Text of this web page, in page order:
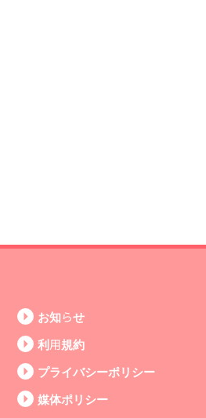
お知らせ
利用規約
プライバシーポリシー
媒体ポリシー